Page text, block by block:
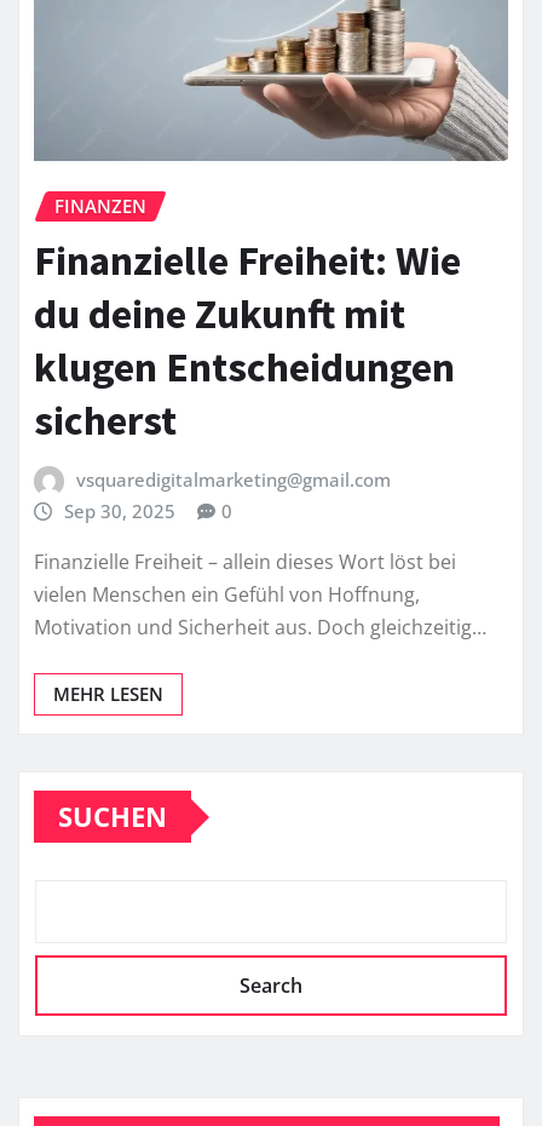
FINANZEN
Finanzielle Freiheit: Wie
du deine Zukunft mit
klugen Entscheidungen
sicherst
vsquaredigitalmarketing@gmail.com
Sep 30, 2025
0
Finanzielle Freiheit – allein dieses Wort löst bei
vielen Menschen ein Gefühl von Hoffnung,
Motivation und Sicherheit aus. Doch gleichzeitig…
MEHR LESEN
SUCHEN
Search